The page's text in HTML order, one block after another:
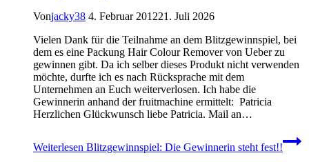
Vonjacky38 4. Februar 201221. Juli 2026
Vielen Dank für die Teilnahme an dem Blitzgewinnspiel, bei
dem es eine Packung Hair Colour Remover von Ueber zu
gewinnen gibt. Da ich selber dieses Produkt nicht verwenden
möchte, durfte ich es nach Rücksprache mit dem
Unternehmen an Euch weiterverlosen. Ich habe die
Gewinnerin anhand der fruitmachine ermittelt: Patricia
Herzlichen Glückwunsch liebe Patricia. Mail an…
Weiterlesen Blitzgewinnspiel: Die Gewinnerin steht fest!!